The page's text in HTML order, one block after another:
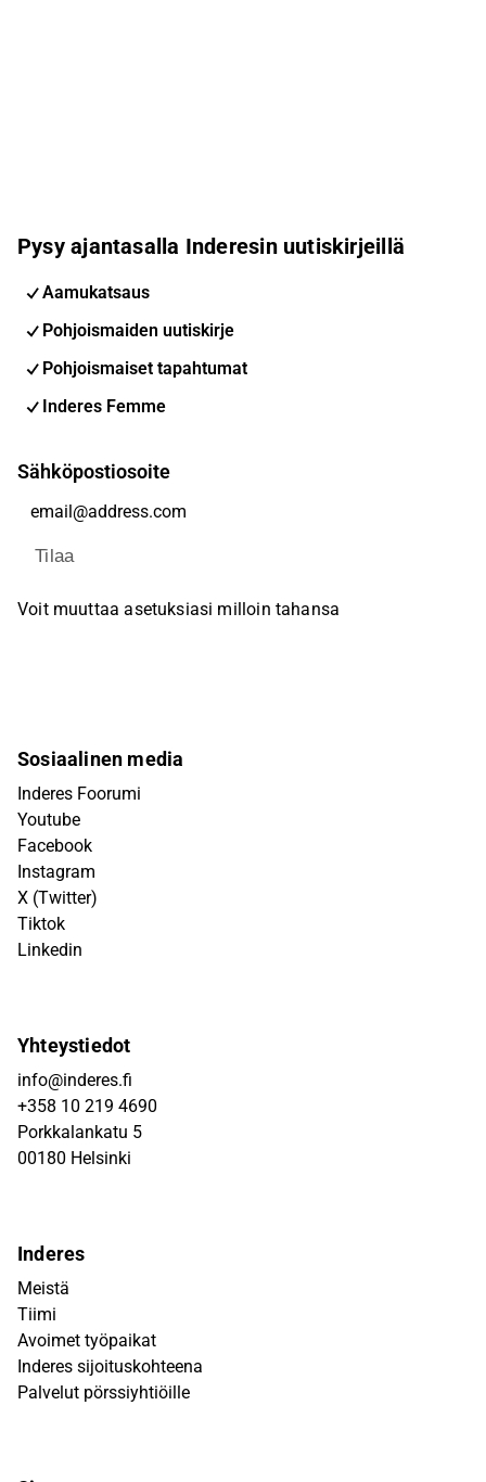
Pysy ajantasalla Inderesin uutiskirjeillä
Aamukatsaus
Pohjoismaiden uutiskirje
Pohjoismaiset tapahtumat
Inderes Femme
Sähköpostiosoite
Tilaa
Voit muuttaa asetuksiasi milloin tahansa
Sosiaalinen media
Inderes Foorumi
Youtube
Facebook
Instagram
X (Twitter)
Tiktok
Linkedin
Yhteystiedot
info@inderes.fi
+358 10 219 4690
Porkkalankatu 5
00180 Helsinki
Inderes
Meistä
Tiimi
Avoimet työpaikat
Inderes sijoituskohteena
Palvelut pörssiyhtiöille